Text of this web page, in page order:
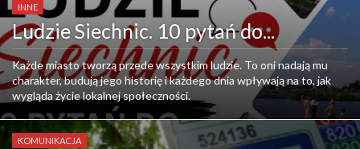
INNE
Ludzie Siechnic. 10 pytań do...
Każde miasto tworzą przede wszystkim ludzie. To oni nadają mu
charakter, budują jego historię i każdego dnia wpływają na to, jak
wygląda życie lokalnej społeczności.
KOMUNIKACJA